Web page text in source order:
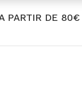
A PARTIR DE